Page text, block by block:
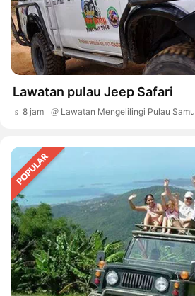
Lawatan pulau Jeep Safari
8 jam Lawatan Mengelilingi Pulau Samui